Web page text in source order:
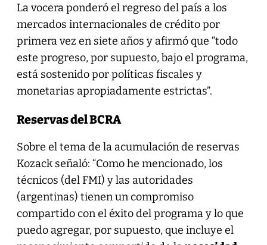
La vocera ponderó el regreso del país a los
mercados internacionales de crédito por
primera vez en siete años y afirmó que “todo
este progreso, por supuesto, bajo el programa,
está sostenido por políticas fiscales y
monetarias apropiadamente estrictas”.
Reservas del BCRA
Sobre el tema de la acumulación de reservas
Kozack señaló: “Como he mencionado, los
técnicos (del FMI) y las autoridades
(argentinas) tienen un compromiso
compartido con el éxito del programa y lo que
puedo agregar, por supuesto, que incluye el